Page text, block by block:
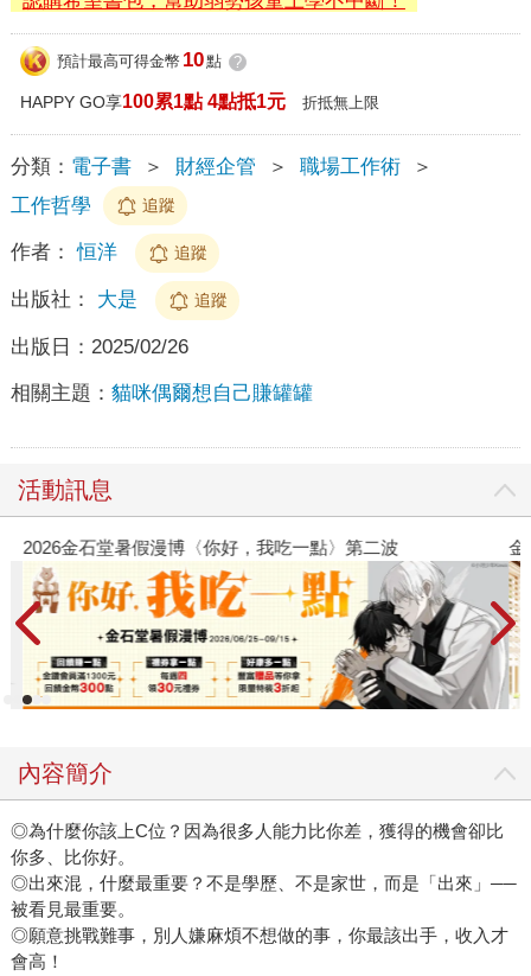
預計最高可得金幣 10點 ?
HAPPY GO享100累1點 4點抵1元 折抵無上限
分類： 電子書 ＞ 財經企管 ＞ 職場工作術
＞
工作哲學
追蹤
作者： 恒洋 追蹤
出版社： 大是 追蹤
出版日： 2025/02/26
相關主題： 貓咪偶爾想自己賺罐罐
活動訊息
2026金石堂暑假漫博〈你好，我吃一點〉第二波 金
內容簡介
◎為什麼你該上C位？因為很多人能力比你差，獲得的機會卻比
你多、比你好。
◎出來混，什麼最重要？不是學歷、不是家世，而是「出來」──
被看見最重要。
◎願意挑戰難事，別人嫌麻煩不想做的事，你最該出手，收入才
會高！